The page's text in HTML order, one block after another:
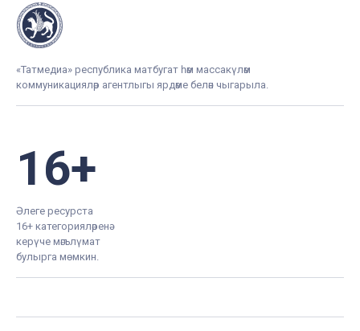
«Татмедиа» республика матбугат һәм массакүләм
коммуникацияләр агентлыгы ярдәме белән чыгарыла.
16+
Әлеге ресурста
16+ категорияләренә
керүче мәгълүмат
булырга мөмкин.